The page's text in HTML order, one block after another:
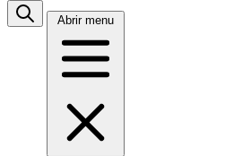
Abrir menu